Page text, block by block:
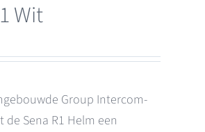
Wit
Group Intercom-
Sena R1 Helm een